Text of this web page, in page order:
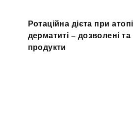
Ротаційна дієта при
дерматиті – дозволені
продукти